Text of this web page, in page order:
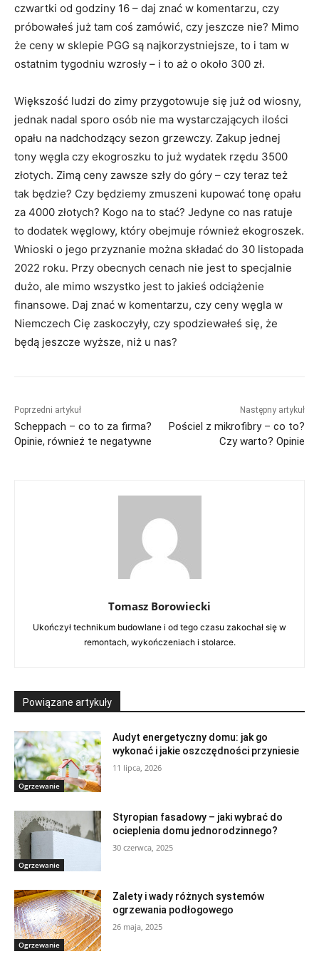
czwartki od godziny 16 – daj znać w komentarzu, czy
próbowałeś już tam coś zamówić, czy jeszcze nie? Mimo
że ceny w sklepie PGG są najkorzystniejsze, to i tam w
ostatnim tygodniu wzrosły – i to aż o około 300 zł.
Większość ludzi do zimy przygotowuje się już od wiosny,
jednak nadal sporo osób nie ma wystarczających ilości
opału na nadchodzący sezon grzewczy. Zakup jednej
tony węgla czy ekogroszku to już wydatek rzędu 3500
złotych. Zimą ceny zawsze szły do góry – czy teraz też
tak będzie? Czy będziemy zmuszeni kupować tonę opału
za 4000 złotych? Kogo na to stać? Jedyne co nas ratuje
to dodatek węglowy, który obejmuje również ekogroszek.
Wnioski o jego przyznanie można składać do 30 listopada
2022 roku. Przy obecnych cenach nie jest to specjalnie
dużo, ale mimo wszystko jest to jakieś odciążenie
finansowe. Daj znać w komentarzu, czy ceny węgla w
Niemczech Cię zaskoczyły, czy spodziewałeś się, że
będą jeszcze wyższe, niż u nas?
Poprzedni artykuł
Scheppach – co to za firma?
Opinie, również te negatywne
Następny artykuł
Pościel z mikrofibry – co to?
Czy warto? Opinie
Tomasz Borowiecki
Ukończył technikum budowlane i od tego czasu zakochał się w
remontach, wykończeniach i stolarce.
Powiązane artykuły
Ogrzewanie
Audyt energetyczny domu: jak go
wykonać i jakie oszczędności przyniesie
11 lipca, 2026
Ogrzewanie
Styropian fasadowy – jaki wybrać do
ocieplenia domu jednorodzinnego?
30 czerwca, 2025
Ogrzewanie
Zalety i wady różnych systemów
ogrzewania podłogowego
26 maja, 2025